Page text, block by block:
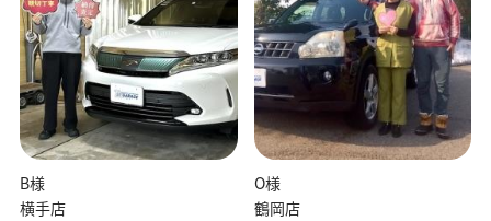
B様
横手店
O様
鶴岡店